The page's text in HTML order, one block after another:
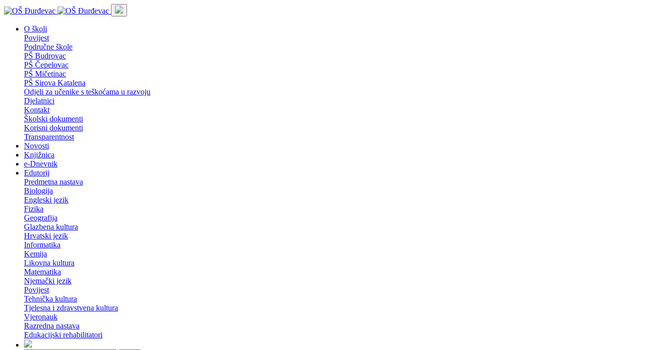
O školi
Povijest
Područne škole
PŠ Budrovac
PŠ Čepelovac
PŠ Mičetinac
PŠ Sirova Katalena
Odjeli za učenike s teškoćama u razvoju
Djelatnici
Kontakt
Školski dokumenti
Korisni dokumenti
Transparentnost
Novosti
Knjižnica
e-Dnevnik
Edutorij
Predmetna nastava
Biologija
Engleski jezik
Fizika
Geografija
Glazbena kultura
Hrvatski jezik
Informatika
Kemija
Likovna kultura
Matematika
Njemački jezik
Povijest
Tehnička kultura
Tjelesna i zdravstvena kultura
Vjeronauk
Razredna nastava
Edukacijski rehabilitatori